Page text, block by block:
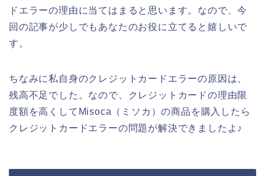
ドエラーの理由に当てはまると思います。なので、今
回の記事が少しでもあなたのお役に立てると嬉しいで
す。
ちなみに私自身のクレジットカードエラーの原因は、
残高不足でした。なので、クレジットカードの理由限
度額を高くしてMisoca（ミソカ）の商品を購入したら
クレジットカードエラーの問題が解決できましたよ♪